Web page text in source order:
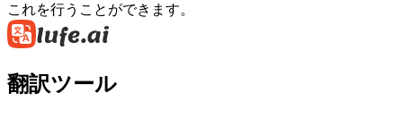
これを行うことができます。
翻訳ツール